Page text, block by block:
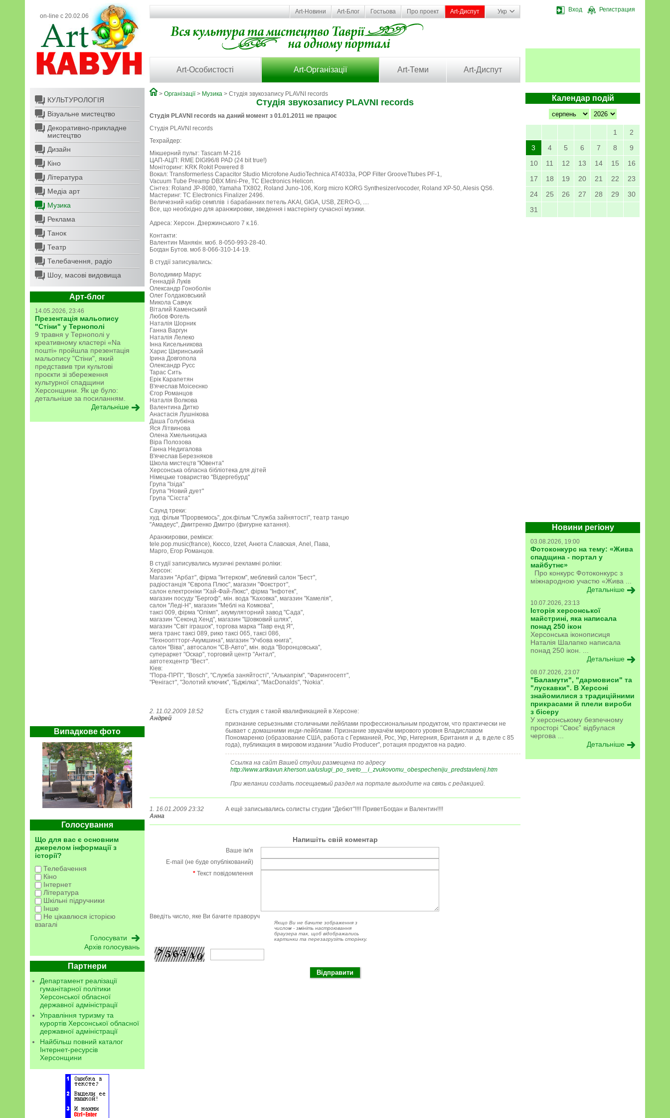
on-line с 20.02.06
Вход Регистрация
Art-Новини Art-Блог Гостьова Про проект Art-Диспут Укр
Art-Особистості Art-Організації Art-Теми Art-Диспут
КУЛЬТУРОЛОГІЯ
Візуальне мистецтво
Декоративно-прикладне
мистецтво
Дизайн
Кіно
Література
Медіа арт
Музика
Реклама
Танок
Театр
Телебачення, радіо
Шоу, масові видовища
Арт-блог
14.05.2026, 23:46
Презентація мальопису
"Стіни" у Тернополі
9 травня у Тернополі у
креативному кластері «Na
пошті» пройшла презентація
мальопису "Стіни", який
представив три культові
проєкти зі збереження
культурної спадщини
Херсонщини. Як це було:
детальніше за посиланням.
Детальніше
Випадкове фото
Голосування
Що для вас є основним
джерелом інформації з
історії?
Телебачення
Кіно
Інтернет
Література
Шкільні підручники
Інше
Не цікавлюся історією
взагалі
Архів голосувань
Партнери
Департамент реалізації
гуманітарної політики
Херсонської обласної
державної адміністрації
Управління туризму та
курортів Херсонської обласної
державної адміністрації
Найбільш повний каталог
Інтернет-ресурсів
Херсонщини
Календар подій
1
2
3
4 5 6 7 8
9
10
11 12 13 14 15
16
17
18 19 20 21 22
23
24
25 26 27 28 29
30
31
Новини регіону
03.08.2026, 19:00
Фотоконкурс на тему: «Жива
спадщина - портал у
майбутнє»
Про конкурс Фотоконкурс з
міжнародною участю «Жива ...
Детальніше
10.07.2026, 23:13
Історія херсонської
майстрині, яка написала
понад 250 ікон
Херсонська іконописиця
Наталія Шалапко написала
понад 250 ікон. ...
Детальніше
08.07.2026, 23:07
"Баламути", "дармовиси" та
"лускавки". В Херсоні
знайомилися з традиційними
прикрасами й плели вироби
з бісеру
У херсонському безпечному
просторі “Своє” відбулася
чергова ...
Детальніше
> Організації> Музика > Студія звукозапису PLAVNI records
Студія звукозапису PLAVNI records
Студія PLAVNI records на даний момент з 01.01.2011 не працює
Студія PLAVNI records
Техрайдер:
Мікшерний пульт: Tascam M-216
ЦАП-АЦП: RME DIGI96/8 PAD (24 bit true!)
Моніторинг: KRK Rokit Powered 8
Вокал: Transformerless Capacitor Studio Microfone AudioTechnica AT4033a, POP Filter GrooveTtubes PF-1,
Vacuum Tube Preamp DBX Mini-Pre, TC Electronics Helicon.
Сінтез: Roland JP-8080, Yamaha TX802, Roland Juno-106, Korg micro KORG Synthesizer/vocoder, Roland XP-50, Alesis QS6.
Мастеринг: TC Electronics Finalizer 2496.
Величезний набір семплів і барабанних петель AKAI, GIGA, USB, ZERO-G, ....
Все, що необхідно для аранжировки, зведення і мастерінгу сучасної музики.
Адреса: Херсон. Дзержинського 7 к.16.
Контакти:
Валентин Манякін. моб. 8-050-993-28-40.
Богдан Бутов. моб 8-066-310-14-19.
В студії записувались:
Володимир Марус
Геннадій Луків
Олександр Гоноболін
Олег Голдаковський
Микола Савчук
Віталий Каменський
Любов Фогель
Наталія Шорник
Ганна Варгун
Наталія Лелеко
Інна Кисельникова
Харис Ширинський
Ірина Довгопола
Олександр Русс
Тарас Сить
Ерік Карапетян
В'ячеслав Моісеєнко
Єгор Романцов
Наталія Волкова
Валентина Дитко
Анастасія Лушнікова
Даша Голубкіна
Яся Літвинова
Олена Хмельницька
Віра Полозова
Ганна Недигалова
В'ячеслав Березняков
Школа мистецтв "Ювента"
Херсонська обласна бібліотека для дітей
Німецьке товариство "Відергебурд"
Група "Ізіда"
Група "Новий дует"
Група "Сієста"
Саунд треки:
худ. фільм "Прорвемось", док.фільм "Служба зайнятості", театр танцю
"Амадеус", Дмитренко Дмитро (фигурне катання).
Аранжировки, ремікси:
tele.pop.music(france), Кюссо, Izzet, Анюта Славская, Anel, Пава,
Марго, Егор Романцов.
В студії записувались музичні рекламні роліки:
Херсон:
Магазин "Арбат", фірма "Інтерком", меблевий салон "Бест",
радіостанція "Європа Плюс", магазин "Фокстрот",
салон електроніки "Хай-Фай-Люкс", фірма "Інфотек",
магазин посуду "Бергоф", мін. вода "Каховка", магазин "Камелія",
салон "Леді-Н", магазин "Меблі на Комкова",
таксі 009, фірма "Олімп", акумуляторний завод "Сада",
магазин "Секонд Хенд", магазин "Шовковий шлях",
магазин "Світ іграшок", торгова марка "Тавр енд Я",
мега транс таксі 089, рико таксі 065, таксі 086,
"Технооптторг-Акумшина", магазин "Учбова книга",
салон "Віва", автосалон "СВ-Авто", мін. вода "Воронцовська",
супераркет "Оскар", торговий центр "Антал",
автотехцентр "Вест".
Кіев:
"Пора-ПРП", "Bosch", "Служба заняйтості", "Алькапрім", "Фарингосепт",
"Ренігаст", "Золотий ключик", "Бджілка", "MacDonalds", "Nokia".
2. 11.02.2009 18:52
Андрей
Есть студия с такой квалификацией в Херсоне:
признание серьезными столичными лейблами профессиональным продуктом, что практически не
бывает с домашними инди-лейблами. Признание звукачём мирового уровня Владиславом
Пономаренко (образование США, работа с Германией, Рос, Укр, Нигерния, Британия и .д. в деле с 85
года), публикация в мировом издании "Audio Producer", ротация продуктов на радио.
Ссылка на сайт Вашей студии размещена по адресу
http://www.artkavun.kherson.ua/uslugi_po_sveto__i_zvukovomu_obespecheniju_predstavlenij.htm
При желании создать посещаемый раздел на портале выходите на связь с редакцией.
1. 16.01.2009 23:32
Анна
А ещё записывались солисты студии "Дебют"!!!! ПриветБогдан и Валентин!!!!
Напишіть свій коментар
Ваше ім'я
E-mail (не буде опублікований)
* Текст повідомлення
Введіть число, яке Ви бачите праворуч
Якщо Ви не бачите зображення з
числом - змініть настроювання
браузера так, щоб відображались
картинки та перезагрузіть сторінку.